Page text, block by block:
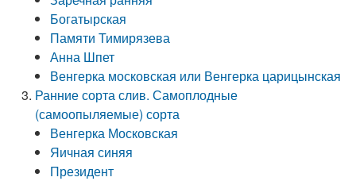
Богатырская
Памяти Тимирязева
Анна Шпет
Венгерка московская или Венгерка царицынская
Ранние сорта слив. Самоплодные
(самоопыляемые) сорта
Венгерка Московская
Яичная синяя
Президент